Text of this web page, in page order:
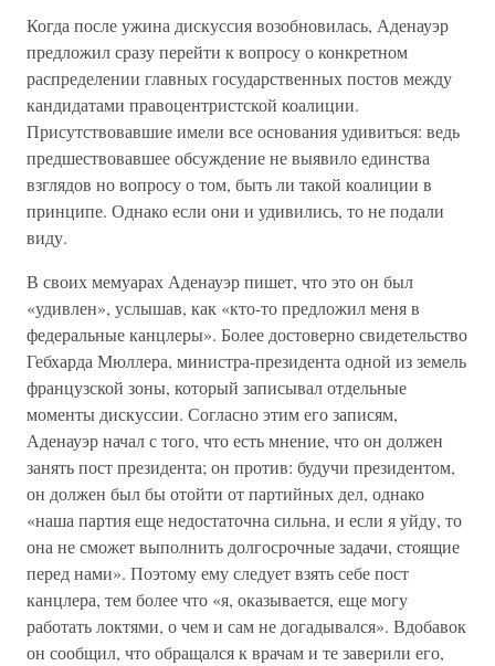
Когда после ужина дискуссия возобновилась, Аденауэр
предложил сразу перейти к вопросу о конкретном
распределении главных государственных постов между
кандидатами правоцентристской коалиции.
Присутствовавшие имели все основания удивиться: ведь
предшествовавшее обсуждение не выявило единства
взглядов но вопросу о том, быть ли такой коалиции в
принципе. Однако если они и удивились, то не подали
виду.
В своих мемуарах Аденауэр пишет, что это он был
«удивлен», услышав, как «кто-то предложил меня в
федеральные канцлеры». Более достоверно свидетельство
Гебхарда Мюллера, министра-президента одной из земель
французской зоны, который записывал отдельные
моменты дискуссии. Согласно этим его записям,
Аденауэр начал с того, что есть мнение, что он должен
занять пост президента; он против: будучи президентом,
он должен был бы отойти от партийных дел, однако
«наша партия еще недостаточна сильна, и если я уйду, то
она не сможет выполнить долгосрочные задачи, стоящие
перед нами». Поэтому ему следует взять себе пост
канцлера, тем более что «я, оказывается, еще могу
работать локтями, о чем и сам не догадывался». Вдобавок
он сообщил, что обращался к врачам и те заверили его,